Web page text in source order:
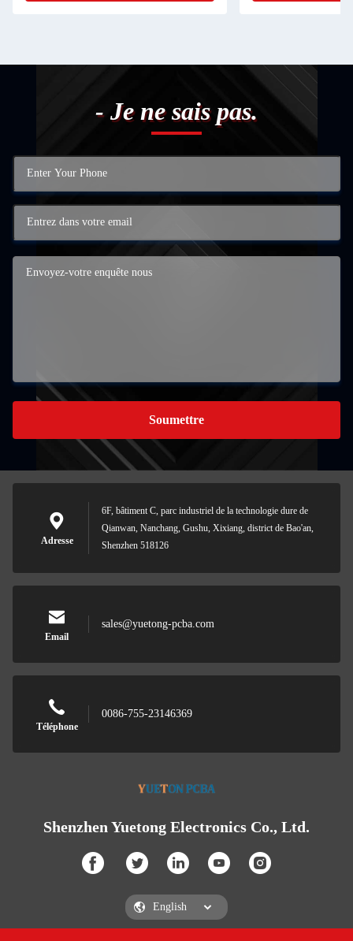
- Je ne sais pas.
Soumettre
Adresse
6F, bâtiment C, parc industriel de la technologie dure de
Qianwan, Nanchang, Gushu, Xixiang, district de Bao'an,
Shenzhen 518126
Email
sales@yuetong-pcba.com
Téléphone
0086-755-23146369
Shenzhen Yuetong Electronics Co., Ltd.